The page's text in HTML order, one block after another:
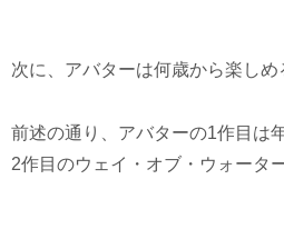
次に、アバターは何歳から楽しめ
前述の通り、アバターの1作目は
2作目のウェイ・オブ・ウォータ